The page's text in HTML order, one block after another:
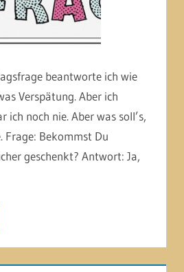
beantworte ich wie
Verspätung. Aber ich
ich noch nie. Aber was soll’s,
Frage: Bekommst Du
geschenkt? Antwort: Ja,